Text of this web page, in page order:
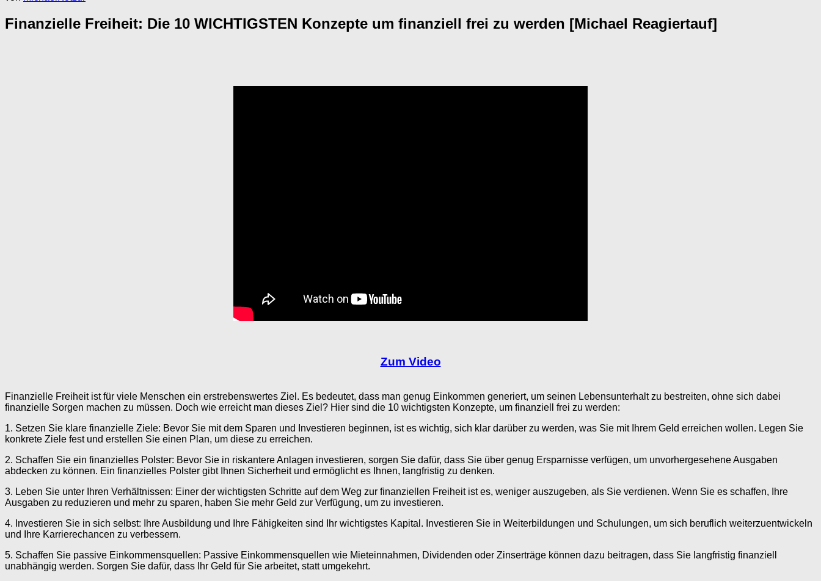
Finanzielle Freiheit: Die 10 WICHTIGSTEN Konzepte um finanziell frei zu werden [Michael Reagiertauf]
Zum Video
Finanzielle Freiheit ist für viele Menschen ein erstrebenswertes Ziel. Es bedeutet, dass man genug Einkommen generiert, um seinen Lebensunterhalt zu bestreiten, ohne sich dabei
finanzielle Sorgen machen zu müssen. Doch wie erreicht man dieses Ziel? Hier sind die 10 wichtigsten Konzepte, um finanziell frei zu werden:
1. Setzen Sie klare finanzielle Ziele: Bevor Sie mit dem Sparen und Investieren beginnen, ist es wichtig, sich klar darüber zu werden, was Sie mit Ihrem Geld erreichen wollen. Legen Sie
konkrete Ziele fest und erstellen Sie einen Plan, um diese zu erreichen.
2. Schaffen Sie ein finanzielles Polster: Bevor Sie in riskantere Anlagen investieren, sorgen Sie dafür, dass Sie über genug Ersparnisse verfügen, um unvorhergesehene Ausgaben
abdecken zu können. Ein finanzielles Polster gibt Ihnen Sicherheit und ermöglicht es Ihnen, langfristig zu denken.
3. Leben Sie unter Ihren Verhältnissen: Einer der wichtigsten Schritte auf dem Weg zur finanziellen Freiheit ist es, weniger auszugeben, als Sie verdienen. Wenn Sie es schaffen, Ihre
Ausgaben zu reduzieren und mehr zu sparen, haben Sie mehr Geld zur Verfügung, um zu investieren.
4. Investieren Sie in sich selbst: Ihre Ausbildung und Ihre Fähigkeiten sind Ihr wichtigstes Kapital. Investieren Sie in Weiterbildungen und Schulungen, um sich beruflich weiterzuentwickeln
und Ihre Karrierechancen zu verbessern.
5. Schaffen Sie passive Einkommensquellen: Passive Einkommensquellen wie Mieteinnahmen, Dividenden oder Zinserträge können dazu beitragen, dass Sie langfristig finanziell
unabhängig werden. Sorgen Sie dafür, dass Ihr Geld für Sie arbeitet, statt umgekehrt.